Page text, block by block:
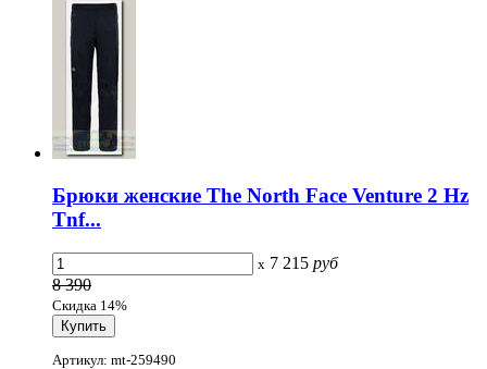
Брюки женские The North Face Venture 2 Hz
Tnf...
x 7 215 руб
8 390
Скидка 14%
Артикул: mt-259490